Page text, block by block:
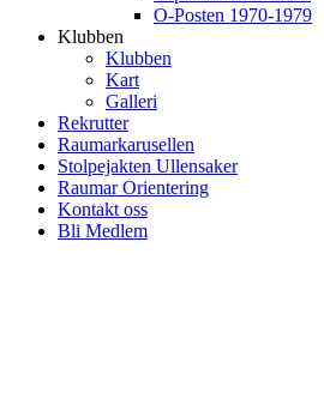
O-Posten 1970-1979
Klubben
Klubben
Kart
Galleri
Rekrutter
Raumarkarusellen
Stolpejakten Ullensaker
Raumar Orientering
Kontakt oss
Bli Medlem